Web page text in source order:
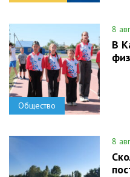
Общество
8
В
8